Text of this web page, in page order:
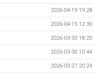
2026-04-19 19:28
2026-04-15 12:30
2026-03-30 18:20
2026-03-30 10:44
2026-03-27 20:24